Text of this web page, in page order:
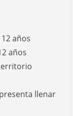
años
llenar